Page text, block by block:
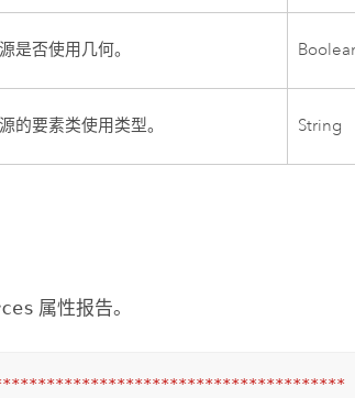
是否使用几何。
的要素类使用类型。 String
属性报告。